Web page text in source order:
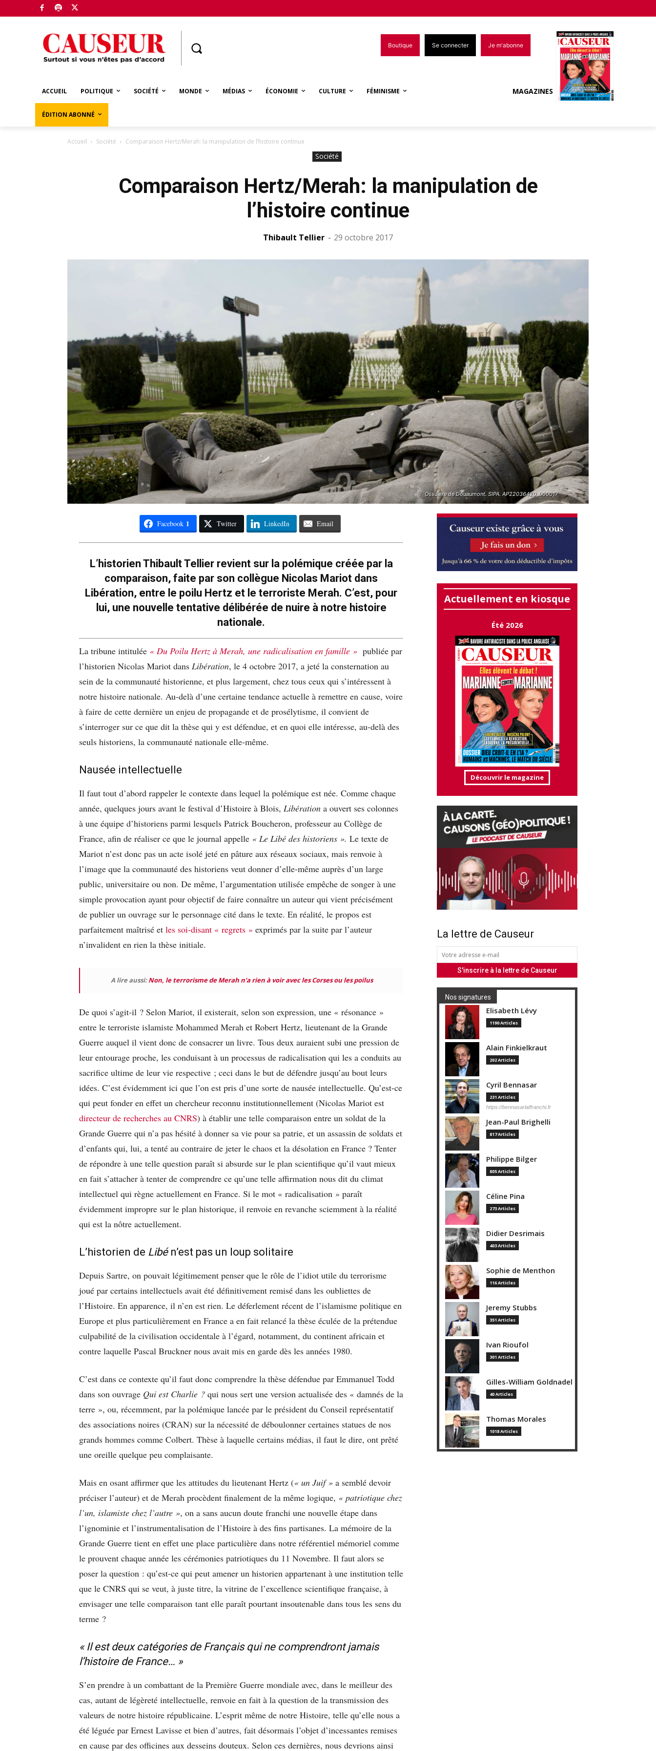
Boutique Se connecter Je m'abonne
ACCUEIL POLITIQUE SOCIÉTÉ MONDE MÉDIAS ÉCONOMIE CULTURE FÉMINISME
ÉDITION ABONNÉ
MAGAZINES
Accueil Société Comparaison Hertz/Merah: la manipulation de l’histoire continue
Société
Comparaison Hertz/Merah: la manipulation de
l’histoire continue
Thibault Tellier - 29 octobre 2017
Ossuaire de Douaumont. SIPA. AP22036420_000017
Facebook 1 Twitter LinkedIn Email
L’historien Thibault Tellier revient sur la polémique créée par la
comparaison, faite par son collègue Nicolas Mariot dans
Libération, entre le poilu Hertz et le terroriste Merah. C’est, pour
lui, une nouvelle tentative délibérée de nuire à notre histoire
nationale.
La tribune intitulée « Du Poilu Hertz à Merah, une radicalisation en famille » publiée par
l’historien Nicolas Mariot dans Libération, le 4 octobre 2017, a jeté la consternation au
sein de la communauté historienne, et plus largement, chez tous ceux qui s’intéressent à
notre histoire nationale. Au-delà d’une certaine tendance actuelle à remettre en cause, voire
à faire de cette dernière un enjeu de propagande et de prosélytisme, il convient de
s’interroger sur ce que dit la thèse qui y est défendue, et en quoi elle intéresse, au-delà des
seuls historiens, la communauté nationale elle-même.
Nausée intellectuelle
Il faut tout d’abord rappeler le contexte dans lequel la polémique est née. Comme chaque
année, quelques jours avant le festival d’Histoire à Blois, Libération a ouvert ses colonnes
à une équipe d’historiens parmi lesquels Patrick Boucheron, professeur au Collège de
France, afin de réaliser ce que le journal appelle « Le Libé des historiens ». Le texte de
Mariot n’est donc pas un acte isolé jeté en pâture aux réseaux sociaux, mais renvoie à
l’image que la communauté des historiens veut donner d’elle-même auprès d’un large
public, universitaire ou non. De même, l’argumentation utilisée empêche de songer à une
simple provocation ayant pour objectif de faire connaître un auteur qui vient précisément
de publier un ouvrage sur le personnage cité dans le texte. En réalité, le propos est
parfaitement maîtrisé et les soi-disant « regrets » exprimés par la suite par l’auteur
n’invalident en rien la thèse initiale.
A lire aussi:Non, le terrorisme de Merah n’a rien à voir avec les Corses ou les poilus
De quoi s’agit-il ? Selon Mariot, il existerait, selon son expression, une « résonance »
entre le terroriste islamiste Mohammed Merah et Robert Hertz, lieutenant de la Grande
Guerre auquel il vient donc de consacrer un livre. Tous deux auraient subi une pression de
leur entourage proche, les conduisant à un processus de radicalisation qui les a conduits au
sacrifice ultime de leur vie respective ; ceci dans le but de défendre jusqu’au bout leurs
idées. C’est évidemment ici que l’on est pris d’une sorte de nausée intellectuelle. Qu’est-ce
qui peut fonder en effet un chercheur reconnu institutionnellement (Nicolas Mariot est
directeur de recherches au CNRS) à établir une telle comparaison entre un soldat de la
Grande Guerre qui n’a pas hésité à donner sa vie pour sa patrie, et un assassin de soldats et
d’enfants qui, lui, a tenté au contraire de jeter le chaos et la désolation en France ? Tenter
de répondre à une telle question paraît si absurde sur le plan scientifique qu’il vaut mieux
en fait s’attacher à tenter de comprendre ce qu’une telle affirmation nous dit du climat
intellectuel qui règne actuellement en France. Si le mot « radicalisation » paraît
évidemment impropre sur le plan historique, il renvoie en revanche sciemment à la réalité
qui est la nôtre actuellement.
L’historien de Libén’est pas un loup solitaire
Depuis Sartre, on pouvait légitimement penser que le rôle de l’idiot utile du terrorisme
joué par certains intellectuels avait été définitivement remisé dans les oubliettes de
l’Histoire. En apparence, il n’en est rien. Le déferlement récent de l’islamisme politique en
Europe et plus particulièrement en France a en fait relancé la thèse éculée de la prétendue
culpabilité de la civilisation occidentale à l’égard, notamment, du continent africain et
contre laquelle Pascal Bruckner nous avait mis en garde dès les années 1980.
C’est dans ce contexte qu’il faut donc comprendre la thèse défendue par Emmanuel Todd
dans son ouvrage Qui est Charlie ? qui nous sert une version actualisée des « damnés de la
terre », ou, récemment, par la polémique lancée par le président du Conseil représentatif
des associations noires (CRAN) sur la nécessité de déboulonner certaines statues de nos
grands hommes comme Colbert. Thèse à laquelle certains médias, il faut le dire, ont prêté
une oreille quelque peu complaisante.
Mais en osant affirmer que les attitudes du lieutenant Hertz (« un Juif » a semblé devoir
préciser l’auteur) et de Merah procèdent finalement de la même logique, « patriotique chez
l’un, islamiste chez l’autre », on a sans aucun doute franchi une nouvelle étape dans
l’ignominie et l’instrumentalisation de l’Histoire à des fins partisanes. La mémoire de la
Grande Guerre tient en effet une place particulière dans notre référentiel mémoriel comme
le prouvent chaque année les cérémonies patriotiques du 11 Novembre. Il faut alors se
poser la question : qu’est-ce qui peut amener un historien appartenant à une institution telle
que le CNRS qui se veut, à juste titre, la vitrine de l’excellence scientifique française, à
envisager une telle comparaison tant elle paraît pourtant insoutenable dans tous les sens du
terme ?
« Il est deux catégories de Français qui ne comprendront jamais
l’histoire de France… »
S’en prendre à un combattant de la Première Guerre mondiale avec, dans le meilleur des
cas, autant de légèreté intellectuelle, renvoie en fait à la question de la transmission des
valeurs de notre histoire républicaine. L’esprit même de notre Histoire, telle qu’elle nous a
été léguée par Ernest Lavisse et bien d’autres, fait désormais l’objet d’incessantes remises
en cause par des officines aux desseins douteux. Selon ces dernières, nous devrions ainsi
Actuellement en kiosque
Été 2026
Découvrir le magazine
La lettre de Causeur
Nos signatures
Elisabeth Lévy
1190 Articles
Alain Finkielkraut
202 Articles
Cyril Bennasar
231 Articles
https://bennasarlaffranchi.fr
Jean-Paul Brighelli
817 Articles
Philippe Bilger
805 Articles
Céline Pina
273 Articles
Didier Desrimais
403 Articles
Sophie de Menthon
116 Articles
Jeremy Stubbs
351 Articles
Ivan Rioufol
301 Articles
Gilles-William Goldnadel
40 Articles
Thomas Morales
1018 Articles